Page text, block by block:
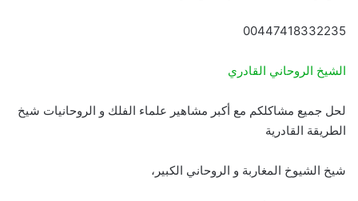
00447418332235
الشيخ الروحاني القادري
لحل جميع مشاكلكم مع أكبر مشاهير علماء الفلك و الروحانيات شيخ
الطريقة القادرية
شيخ الشيوخ المغاربة و الروحاني الكبير،